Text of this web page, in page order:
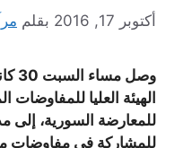
أكتوبر 17, 2016 بقلم
الهيئة العليا للمفاوضات
للمعارضة السورية، إلى
للمشاركة في مفاوضات مؤتمر جنيف